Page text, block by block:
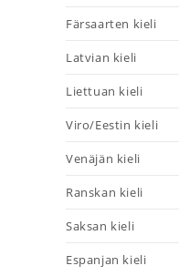
Färsaarten kieli
Latvian kieli
Liettuan kieli
Viro/Eestin kieli
Venäjän kieli
Ranskan kieli
Saksan kieli
Espanjan kieli